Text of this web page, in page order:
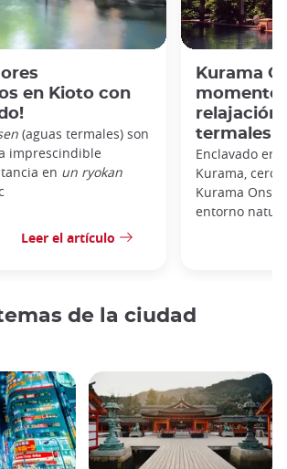
en Kioto con
(aguas termales) son
imprescindible
en un ryokan
Leer el artículo
Kurama
momento
relajación
termales
Enclavado en
Kurama,
Kurama
entorno
de la ciudad